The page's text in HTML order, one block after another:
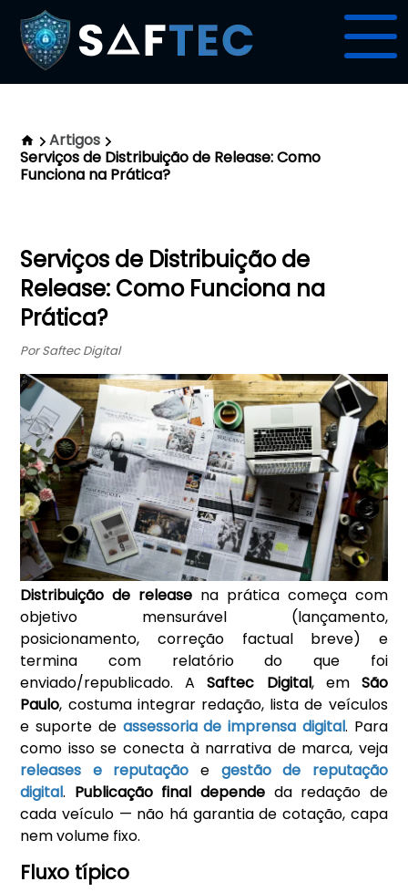
Artigos
Serviços de Distribuição de Release: Como
Funciona na Prática?
Serviços de Distribuição de
Release: Como Funciona na
Prática?
Por Saftec Digital
Distribuição de release na prática começa com
objetivo mensurável (lançamento,
posicionamento, correção factual breve) e
termina com relatório do que foi
enviado/republicado. ASaftec Digital, em São
Paulo, costuma integrar redação, lista de veículos
e suporte de assessoria de imprensa digital. Para
como isso se conecta à narrativa de marca, veja
releases e reputação e gestão de reputação
digital. Publicação final depende da redação de
cada veículo — não há garantia de cotação, capa
nem volume fixo.
Fluxo típico